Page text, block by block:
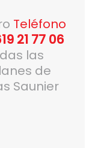
Teléfono
21 77 06
las
de
Saunier